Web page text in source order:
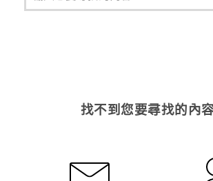
找不到您要尋找的內